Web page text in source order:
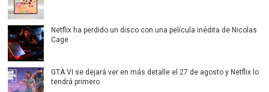
Netflix ha perdido un disco con una película inédita de Nicolas
Cage
GTA VI se dejará ver en más detalle el 27 de agosto y Netflix lo
tendrá primero